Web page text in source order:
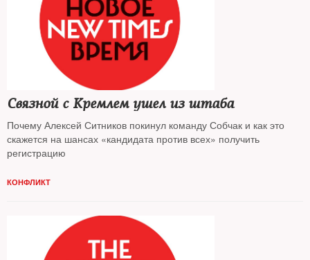
Связной с Кремлем ушел из штаба
Почему Алексей Ситников покинул команду Собчак и как это
скажется на шансах «кандидата против всех» получить
регистрацию
КОНФЛИКТ